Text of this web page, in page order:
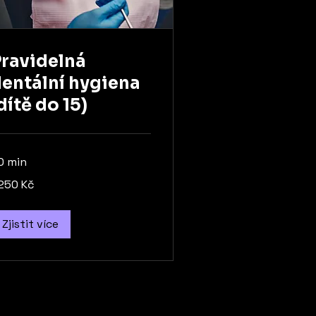
hygiena
do 15)
min
Kč
Zjistit více